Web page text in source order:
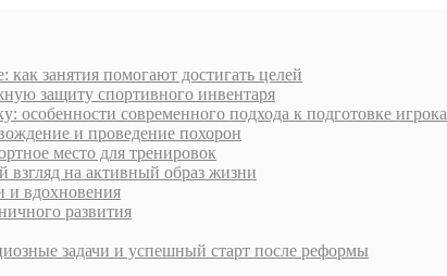
занятия помогают достигать целей
защиту спортивного инвентаря
особенности современного подхода к подготовке игрока
и проведение похорон
место для тренировок
на активный образ жизни
и вдохновения
развития
задачи и успешный старт после реформы